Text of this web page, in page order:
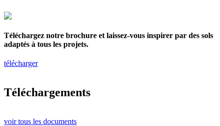
Téléchargez notre brochure et laissez-vous inspirer par des sols
adaptés à tous les projets.
télécharger
Téléchargements
voir tous les documents